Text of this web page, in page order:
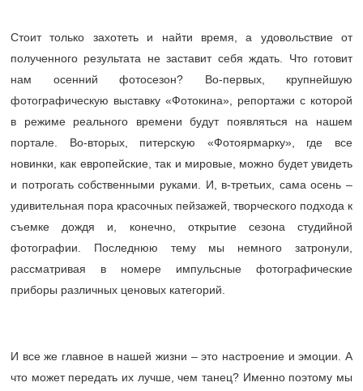
Стоит только захотеть и найти время, а удовольствие от
полученного результата не заставит себя ждать. Что готовит
нам осенний фотосезон? Во-первых, крупнейшую
фотографическую выставку «Фотокина», репортажи с которой
в режиме реального времени будут появляться на нашем
портале. Во-вторых, питерскую «Фотоярмарку», где все
новинки, как европейские, так и мировые, можно будет увидеть
и потрогать собственными руками. И, в-третьих, сама осень –
удивительная пора красочных пейзажей, творческого подхода к
съемке дождя и, конечно, открытие сезона студийной
фотографии. Последнюю тему мы немного затронули,
рассматривая в номере импульсные фотографические
приборы различных ценовых категорий.
И все же главное в нашей жизни – это настроение и эмоции. А
что может передать их лучше, чем танец? Именно поэтому мы